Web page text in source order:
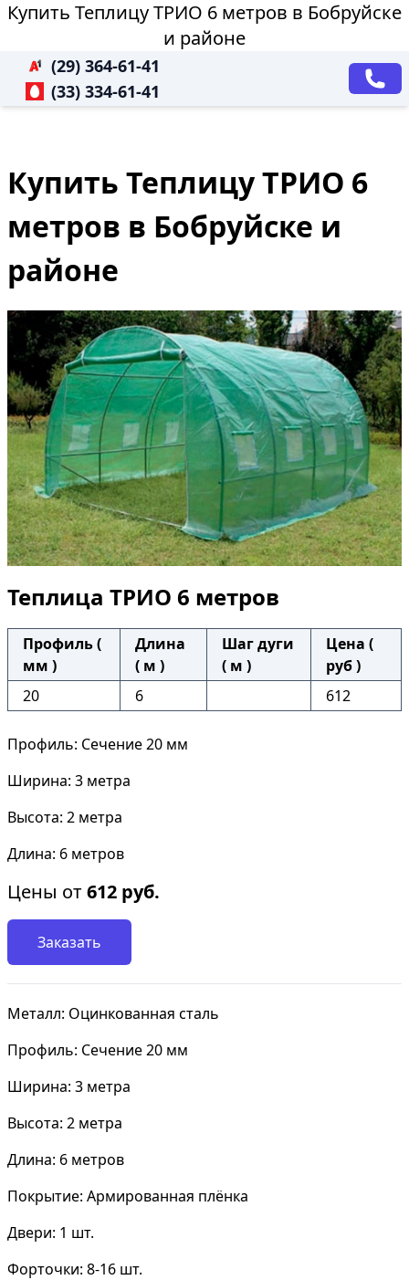
Купить Теплицу ТРИО 6 метров в Бобруйске
и районе
(29) 364-61-41
(33) 334-61-41
Купить Теплицу ТРИО 6
метров в Бобруйске и
районе
Теплица ТРИО 6 метров
Профиль (
мм )
Длина
( м )
Шаг дуги
( м )
Цена (
руб )
20
6 612
Профиль: Сечение 20 мм
Ширина: 3 метра
Высота: 2 метра
Длина: 6 метров
Цены от612 руб.
Заказать
Металл: Оцинкованная сталь
Профиль: Сечение 20 мм
Ширина: 3 метра
Высота: 2 метра
Длина: 6 метров
Покрытие: Армированная плёнка
Двери: 1 шт.
Форточки: 8-16 шт.